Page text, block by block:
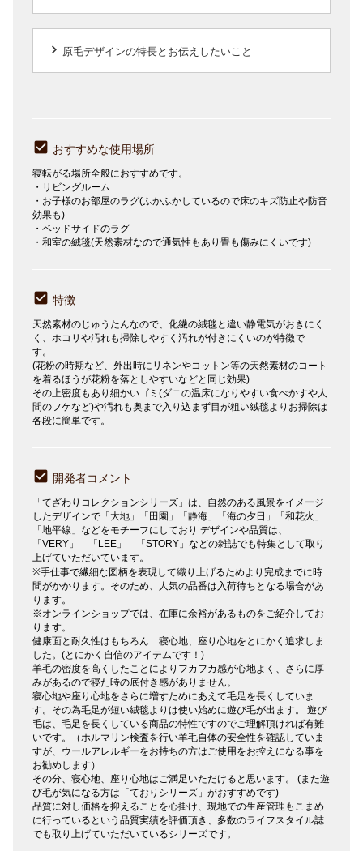
keyboard_arrow_right 原毛デザインの特長とお伝えしたいこと
おすすめな使用場所
寝転がる場所全般におすすめです。
・リビングルーム
・お子様のお部屋のラグ(ふかふかしているので床のキズ防止や防音
効果も)
・ベッドサイドのラグ
・和室の絨毯(天然素材なので通気性もあり畳も傷みにくいです)
特徴
天然素材のじゅうたんなので、化繊の絨毯と違い静電気がおきにく
く、ホコリや汚れも掃除しやすく汚れが付きにくいのが特徴で
す。
(花粉の時期など、外出時にリネンやコットン等の天然素材のコート
を着るほうが花粉を落としやすいなどと同じ効果)
その上密度もあり細かいゴミ(ダニの温床になりやすい食べかすや人
間のフケなど)や汚れも奥まで入り込まず目が粗い絨毯よりお掃除は
各段に簡単です。
開発者コメント
「てざわりコレクションシリーズ」は、自然のある風景をイメージ
したデザインで「大地」「田園」「静海」「海の夕日」「和花火」
「地平線」などをモチーフにしており デザインや品質は、
「VERY」 「LEE」 「STORY」などの雑誌でも特集として取り
上げていただいています。
※手仕事で繊細な図柄を表現して織り上げるためより完成までに時
間がかかります。そのため、人気の品番は入荷待ちとなる場合があ
ります。
※オンラインショップでは、在庫に余裕があるものをご紹介してお
ります。
健康面と耐久性はもちろん 寝心地、座り心地をとにかく追求しま
した。(とにかく自信のアイテムです！)
羊毛の密度を高くしたことによりフカフカ感が心地よく、さらに厚
みがあるので寝た時の底付き感がありません。
寝心地や座り心地をさらに増すためにあえて毛足を長くしていま
す。その為毛足が短い絨毯よりは使い始めに遊び毛が出ます。 遊び
毛は、毛足を長くしている商品の特性ですのでご理解頂ければ有難
いです。（ホルマリン検査を行い羊毛自体の安全性を確認していま
すが、ウールアレルギーをお持ちの方はご使用をお控えになる事を
お勧めします）
その分、寝心地、座り心地はご満足いただけると思います。 (また遊
び毛が気になる方は「ておりシリーズ」がおすすめです)
品質に対し価格を抑えることを心掛け、現地での生産管理もこまめ
に行っているという品質実績を評価頂き、多数のライフスタイル誌
でも取り上げていただいているシリーズです。